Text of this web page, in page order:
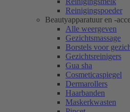
Reinigingspoeder
Beautyapparatuur en -
Alle weergeven
Gezichtsmassage
Borstels voor
Gezichtsreinigers
Gua sha
Cosmeticaspiegel
Dermarollers
Haarbanden
Maskerkwasten